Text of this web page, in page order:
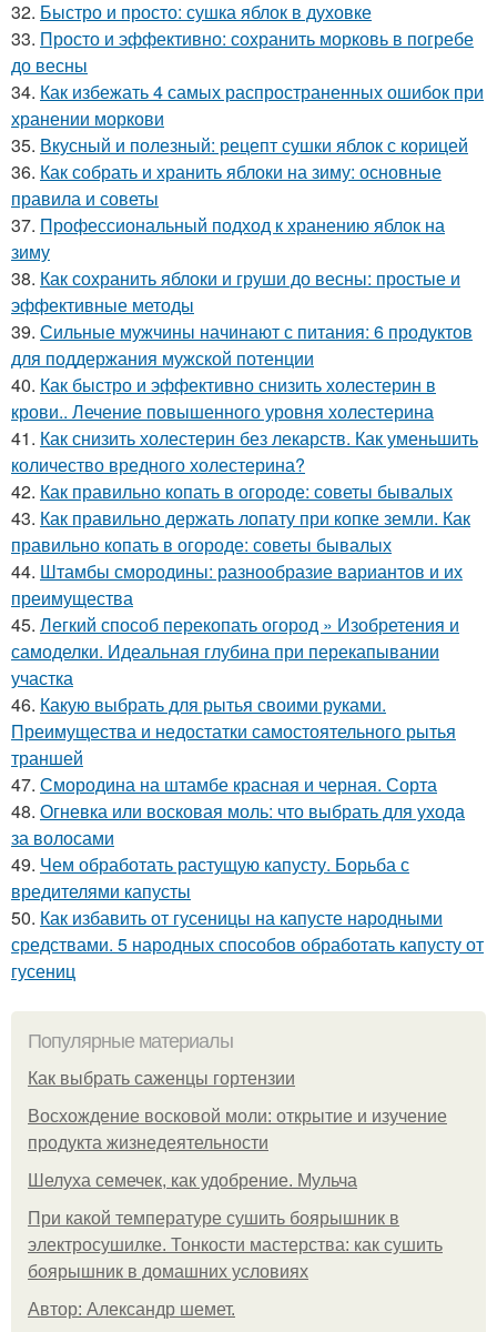
32. Быстро и просто: сушка яблок в духовке
33. Просто и эффективно: сохранить морковь в погребе
до весны
34. Как избежать 4 самых распространенных ошибок при
хранении моркови
35. Вкусный и полезный: рецепт сушки яблок с корицей
36. Как собрать и хранить яблоки на зиму: основные
правила и советы
37. Профессиональный подход к хранению яблок на
зиму
38. Как сохранить яблоки и груши до весны: простые и
эффективные методы
39. Сильные мужчины начинают с питания: 6 продуктов
для поддержания мужской потенции
40. Как быстро и эффективно снизить холестерин в
крови.. Лечение повышенного уровня холестерина
41. Как снизить холестерин без лекарств. Как уменьшить
количество вредного холестерина?
42. Как правильно копать в огороде: советы бывалых
43. Как правильно держать лопату при копке земли. Как
правильно копать в огороде: советы бывалых
44. Штамбы смородины: разнообразие вариантов и их
преимущества
45. Легкий способ перекопать огород » Изобретения и
самоделки. Идеальная глубина при перекапывании
участка
46. Какую выбрать для рытья своими руками.
Преимущества и недостатки самостоятельного рытья
траншей
47. Смородина на штамбе красная и черная. Сорта
48. Огневка или восковая моль: что выбрать для ухода
за волосами
49. Чем обработать растущую капусту. Борьба с
вредителями капусты
50. Как избавить от гусеницы на капусте народными
средствами. 5 народных способов обработать капусту от
гусениц
Популярные материалы
Как выбрать саженцы гортензии
Восхождение восковой моли: открытие и изучение
продукта жизнедеятельности
Шелуха семечек, как удобрение. Мульча
При какой температуре сушить боярышник в
электросушилке. Тонкости мастерства: как сушить
боярышник в домашних условиях
Автор: Александр шемет.